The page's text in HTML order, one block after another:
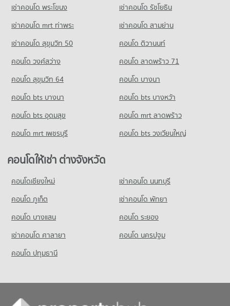
เช่าคอนโด พระโขนง
เช่าคอนโด รัชโยธิน
เช่าคอนโด mrt ท่าพระ
เช่าคอนโด สามย่าน
เช่าคอนโด สุขุมวิท 50
คอนโด ติวานนท์
คอนโด วงศ์สว่าง
คอนโด ลาดพร้าว 71
คอนโด สุขุมวิท 64
คอนโด บางนา
คอนโด bts บางนา
คอนโด bts บางหว้า
คอนโด bts อุดมสุข
คอนโด mrt ลาดพร้าว
คอนโด mrt เพชรบุรี
คอนโด bts วงเวียนใหญ่
คอนโดให้เช่า ต่างจังหวัด
คอนโดเชียงใหม่
เช่าคอนโด นนทบุรี
คอนโด ภูเก็ต
เช่าคอนโด พัทยา
คอนโด บางแสน
คอนโด ระยอง
เช่าคอนโด ศาลายา
คอนโด นครปฐม
คอนโด ปทุมธานี